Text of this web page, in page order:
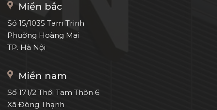
Miền bắc
Số 15/1035 Tam Trinh
Phường Hoàng Mai
TP. Hà Nội
Miền nam
Số 171/2 Thới Tam Thôn 6
Xã Đông Thạnh